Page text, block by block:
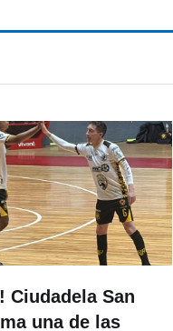
Ciudadela San
una de las